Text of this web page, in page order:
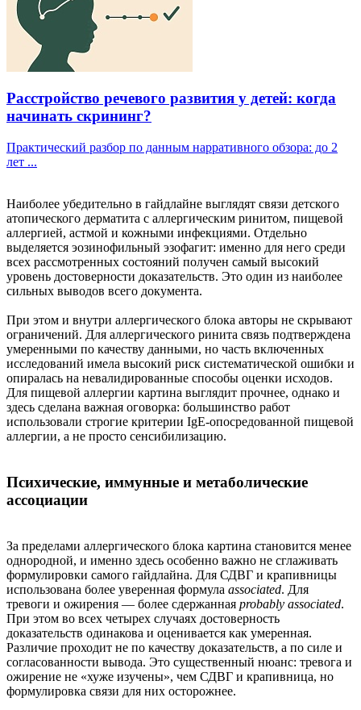
Расстройство речевого развития у детей: когда
начинать скрининг?
Практический разбор по данным нарративного обзора: до 2
лет ...
Наиболее убедительно в гайдлайне выглядят связи детского
атопического дерматита с аллергическим ринитом, пищевой
аллергией, астмой и кожными инфекциями. Отдельно
выделяется эозинофильный эзофагит: именно для него среди
всех рассмотренных состояний получен самый высокий
уровень достоверности доказательств. Это один из наиболее
сильных выводов всего документа.
При этом и внутри аллергического блока авторы не скрывают
ограничений. Для аллергического ринита связь подтверждена
умеренными по качеству данными, но часть включенных
исследований имела высокий риск систематической ошибки и
опиралась на невалидированные способы оценки исходов.
Для пищевой аллергии картина выглядит прочнее, однако и
здесь сделана важная оговорка: большинство работ
использовали строгие критерии IgE-опосредованной пищевой
аллергии, а не просто сенсибилизацию.
Психические, иммунные и метаболические
ассоциации
За пределами аллергического блока картина становится менее
однородной, и именно здесь особенно важно не сглаживать
формулировки самого гайдлайна. Для СДВГ и крапивницы
использована более уверенная формула associated. Для
тревоги и ожирения — более сдержанная probably associated.
При этом во всех четырех случаях достоверность
доказательств одинакова и оценивается как умеренная.
Различие проходит не по качеству доказательств, а по силе и
согласованности вывода. Это существенный нюанс: тревога и
ожирение не «хуже изучены», чем СДВГ и крапивница, но
формулировка связи для них осторожнее.